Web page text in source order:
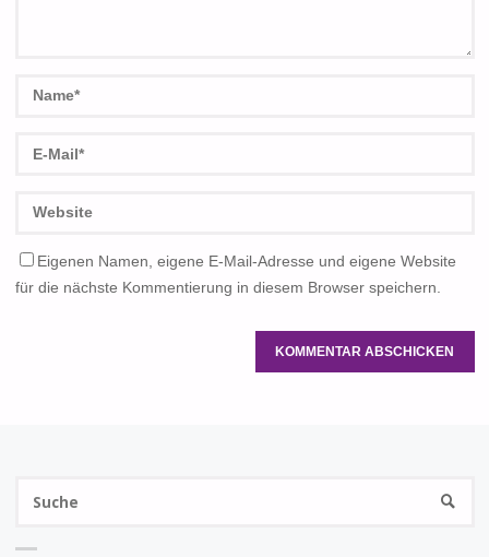
Eigenen Namen, eigene E-Mail-Adresse und eigene Website
für die nächste Kommentierung in diesem Browser speichern.
SUCHE